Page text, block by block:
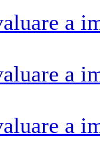
a
a
a